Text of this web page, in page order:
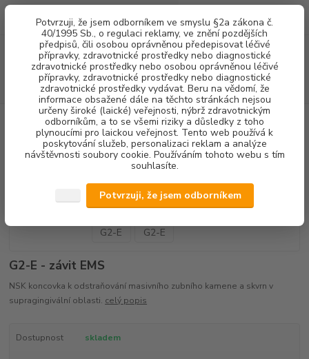
Potvrzuji, že jsem odborníkem ve smyslu §2a zákona č.
40/1995 Sb., o regulaci reklamy, ve znění pozdějších
předpisů, čili osobou oprávněnou předepisovat léčivé
přípravky, zdravotnické prostředky nebo diagnostické
zdravotnické prostředky nebo osobou oprávněnou léčivé
přípravky, zdravotnické prostředky nebo diagnostické
zdravotnické prostředky vydávat. Beru na vědomí, že
informace obsažené dále na těchto stránkách nejsou
určeny široké (laické) veřejnosti, nýbrž zdravotnickým
odborníkům, a to se všemi riziky a důsledky z toho
plynoucími pro laickou veřejnost. Tento web používá k
poskytování služeb, personalizaci reklam a analýze
návštěvnosti soubory cookie. Používáním tohoto webu s tím
souhlasíte.
Potvrzuji, že jsem odborníkem
Menu
CZK
Hledat
(Po-Pá, 8-16 hod.)
za0,00 Kč
DENTALNÍ HYGIENA KONCOVKY OZK NSK koncovka G2-E
NSK koncovka G2-E
G2-E - závit EMS
NSK koncovka k odstraňování masivního zubního kamene a skvrn v
supragingivální oblasti. celý popis
Dostupnost skladem